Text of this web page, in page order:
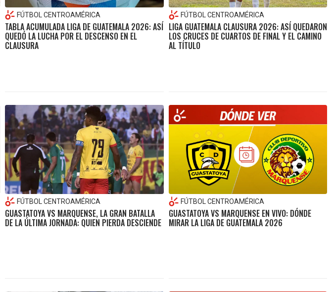
FÚTBOL CENTROAMÉRICA
TABLA ACUMULADA LIGA DE GUATEMALA 2026: ASÍ
QUEDÓ LA LUCHA POR EL DESCENSO EN EL
CLAUSURA
FÚTBOL CENTROAMÉRICA
LIGA GUATEMALA CLAUSURA 2026: ASÍ QUEDARON
LOS CRUCES DE CUARTOS DE FINAL Y EL CAMINO
AL TÍTULO
FÚTBOL CENTROAMÉRICA
GUASTATOYA VS MARQUENSE, LA GRAN BATALLA
DE LA ÚLTIMA JORNADA: QUIEN PIERDA DESCIENDE
FÚTBOL CENTROAMÉRICA
GUASTATOYA VS MARQUENSE EN VIVO: DÓNDE
MIRAR LA LIGA DE GUATEMALA 2026